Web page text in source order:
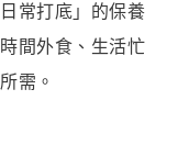
常打底」的保養
間外食、生活忙
需。